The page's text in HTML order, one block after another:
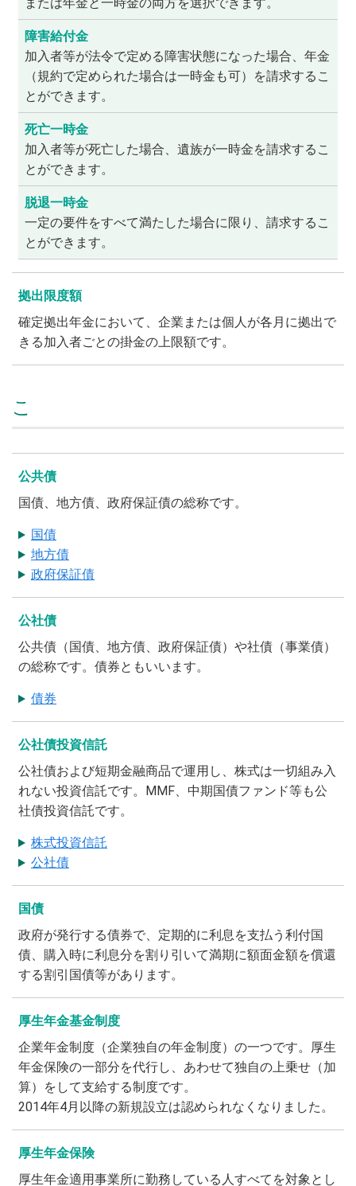
障害給付金
加入者等が法令で定める障害状態になった場合、年金
（規約で定められた場合は一時金も可）を請求するこ
とができます。
死亡一時金
加入者等が死亡した場合、遺族が一時金を請求するこ
とができます。
脱退一時金
一定の要件をすべて満たした場合に限り、請求するこ
とができます。
拠出限度額
確定拠出年金において、企業または個人が各月に拠出で
きる加入者ごとの掛金の上限額です。
こ
公共債
国債、地方債、政府保証債の総称です。
国債
地方債
政府保証債
公社債
公共債（国債、地方債、政府保証債）や社債（事業債）
の総称です。債券ともいいます。
債券
公社債投資信託
公社債および短期金融商品で運用し、株式は一切組み入
れない投資信託です。MMF、中期国債ファンド等も公
社債投資信託です。
株式投資信託
公社債
国債
政府が発行する債券で、定期的に利息を支払う利付国
債、購入時に利息分を割り引いて満期に額面金額を償還
する割引国債等があります。
厚生年金基金制度
企業年金制度（企業独自の年金制度）の一つです。厚生
年金保険の一部分を代行し、あわせて独自の上乗せ（加
算）をして支給する制度です。
2014年4月以降の新規設立は認められなくなりました。
厚生年金保険
厚生年金適用事業所に勤務している人すべてを対象とし